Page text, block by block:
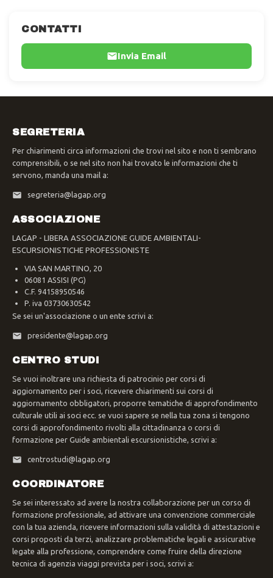
CONTATTI
Invia Email
SEGRETERIA
Per chiarimenti circa informazioni che trovi nel sito e non ti sembrano
comprensibili, o se nel sito non hai trovato le informazioni che ti
servono, manda una mail a:
segreteria@lagap.org
ASSOCIAZIONE
LAGAP - LIBERA ASSOCIAZIONE GUIDE AMBIENTALI-
ESCURSIONISTICHE PROFESSIONISTE
VIA SAN MARTINO, 20
06081 ASSISI (PG)
C.F. 94158950546
P. iva 03730630542
Se sei un'associazione o un ente scrivi a:
presidente@lagap.org
CENTRO STUDI
Se vuoi inoltrare una richiesta di patrocinio per corsi di
aggiornamento per i soci, ricevere chiarimenti sui corsi di
aggiornamento obbligatori, proporre tematiche di approfondimento
culturale utili ai soci ecc. se vuoi sapere se nella tua zona si tengono
corsi di approfondimento rivolti alla cittadinanza o corsi di
formazione per Guide ambientali escursionistiche, scrivi a:
centrostudi@lagap.org
COORDINATORE
Se sei interessato ad avere la nostra collaborazione per un corso di
formazione professionale, ad attivare una convenzione commerciale
con la tua azienda, ricevere informazioni sulla validità di attestazioni e
corsi proposti da terzi, analizzare problematiche legali e assicurative
legate alla professione, comprendere come fruire della direzione
tecnica di agenzia viaggi prevista per i soci, scrivi a: